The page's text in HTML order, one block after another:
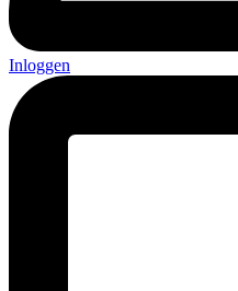
Inloggen